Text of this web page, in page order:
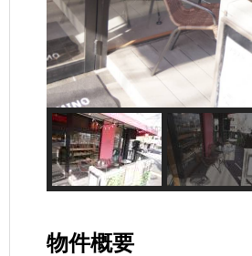
物件概要